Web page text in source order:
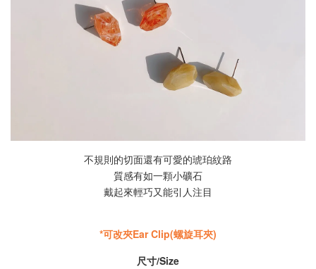
不規則的切面還有可愛的琥珀紋路
質感有如一顆小礦石
戴起來輕巧又能引人注目
*可改夾Ear Clip(螺旋耳夾)
尺寸/Size